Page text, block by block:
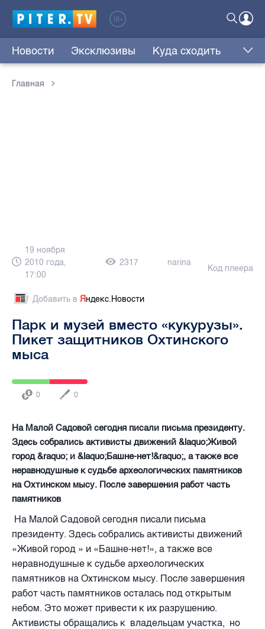
Новости Эксклюзивы Куда сходить
Главная
19 ноября
2010 года,
17:00
2317 narina
Код плеера
Добавить в Яндекс.Новости
Парк и музей вместо «кукурузы».
Пикет защитников Охтинского
мыса
0 0
На Малой Садовой сегодня писали письма президенту.
Здесь собрались активисты движений &laquo;Живой
город &raquo; и &laquo;Башне-нет!&raquo;, а также все
неравнодушные к судьбе археологических памятников
на Охтинском мысу. После завершения работ часть
памятников
На Малой Садовой сегодня писали письма
президенту. Здесь собрались активисты движений
«Живой город » и «Башне-нет!», а также все
неравнодушные к судьбе археологических
памятников на Охтинском мысу. После завершения
работ часть памятников осталась под открытым
небом. Это может привести к их разрушению.
Активисты обращались к владельцам участка, но